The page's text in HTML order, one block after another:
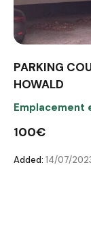
PARKING
HOWALD
Emplacement
100€
Added: 14/07/